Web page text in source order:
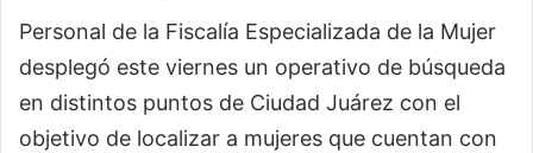
Personal de la Fiscalía Especializada de la Mujer
desplegó este viernes un operativo de búsqueda
en distintos puntos de Ciudad Juárez con el
objetivo de localizar a mujeres que cuentan con